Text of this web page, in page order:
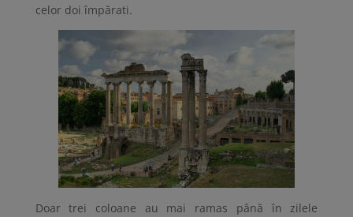
celor doi împărati.
Doar trei coloane au mai ramas până în zilele